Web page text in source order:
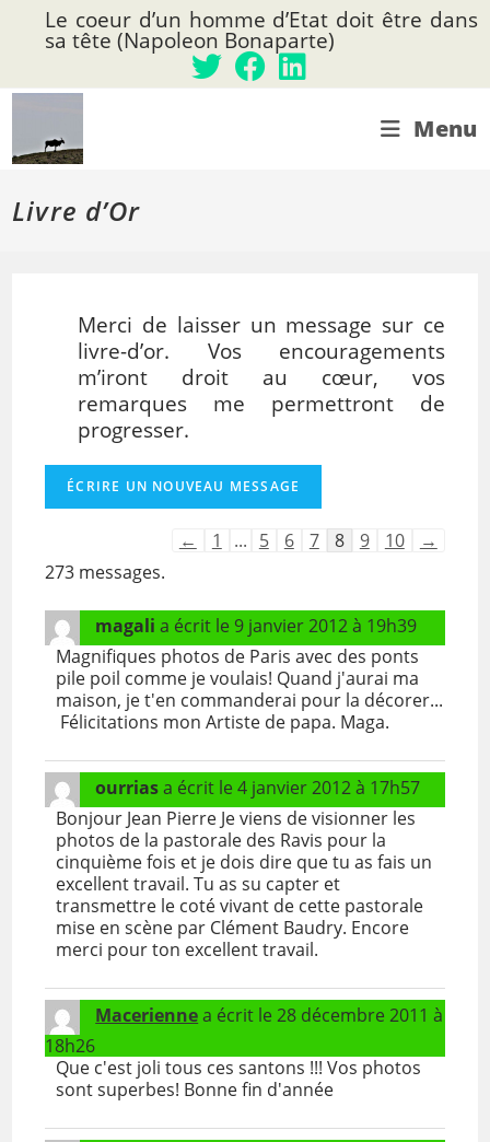
content
Le coeur d’un homme d’Etat doit être dans
sa tête (Napoleon Bonaparte)
Menu
Livre d’Or
Merci de laisser un message sur ce
livre-d’or. Vos encouragements
m’iront droit au cœur, vos
remarques me permettront de
progresser.
Navigation
du
livre
d’or
← 1 ... 5 6 7 8 9 10
→
273 messages.
magalia écrit le 9 janvier 2012à 19h39
Magnifiques photos de Paris avec des ponts
pile poil comme je voulais! Quand j'aurai ma
maison, je t'en commanderai pour la décorer...
Félicitations mon Artiste de papa. Maga.
ourriasa écrit le 4 janvier 2012à 17h57
Bonjour Jean Pierre Je viens de visionner les
photos de la pastorale des Ravis pour la
cinquième fois et je dois dire que tu as fais un
excellent travail. Tu as su capter et
transmettre le coté vivant de cette pastorale
mise en scène par Clément Baudry. Encore
merci pour ton excellent travail.
Maceriennea écrit le 28 décembre 2011 à
18h26
Que c'est joli tous ces santons !!! Vos photos
sont superbes! Bonne fin d'année